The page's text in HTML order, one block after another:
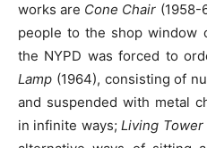
works are Cone Chair (1958-
people to the shop window
the NYPD was forced to
Lamp (1964), consisting of
and suspended with metal
in infinite ways;Living Tower